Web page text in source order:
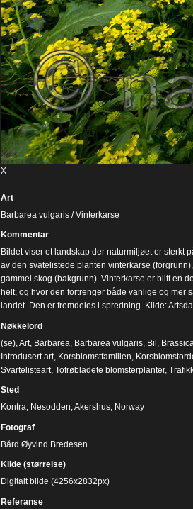
X
Art
Barbarea vulgaris / Vinterkarse
Kommentar
Bildet viser et landskap der naturmiljøet er sterkt
av den svatelistede planten vinterkarse
gammel skog (bakgrunn). Vinterkarse er blitt en
helt, og hvor den fortrenger både vanlige og mer
landet. Den er fremdeles i spredning. Kilde:
Nøkkelord
(se), Art, Barbarea Barbarea vulgaris, Bil
Introdusert art, Korsblomstfamilien
Svartelisteart, Tofrøbladete blomsterplanter,
Sted
Kontra, Nesodden, Akershus, Norway
Fotograf
Bård Øyvind Bredesen
Kilde (størrelse)
Digitalt bilde (4256x2832px)
Referanse